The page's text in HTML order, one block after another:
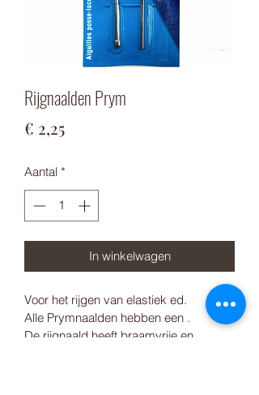
Rijgnaalden Prym
€ 2,25Prijs
Aantal *
In winkelwagen
Voor het rijgen van elastiek ed.
Alle Prymnaalden hebben een .
De rijgnaald heeft braamvrije en